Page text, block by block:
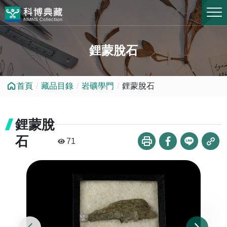
跳到中央內容區塊
鋰蒙脫石
首頁 藏品目錄 岩礦學門 鋰蒙脫石
鋰蒙脫
石
71